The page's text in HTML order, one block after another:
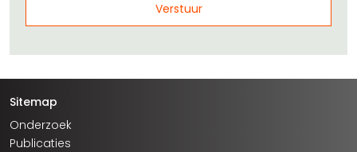
Sitemap
Onderzoek
Publicaties